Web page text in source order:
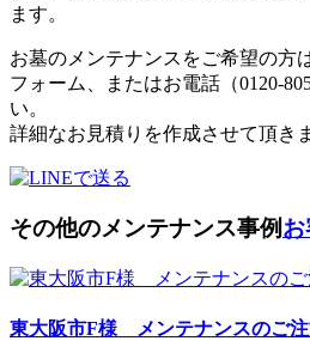
ます。
お墓のメンテナンスをご希望の方
フォーム、またはお電話（0120-
い。
詳細なお見積りを作成させて頂き
その他のメンテナンス事例
東大阪市F様 メンテナンスのご注